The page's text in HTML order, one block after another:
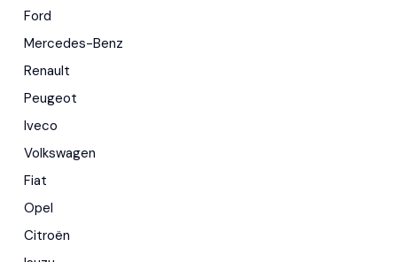
Ford
Mercedes-Benz
Renault
Peugeot
Iveco
Volkswagen
Fiat
Opel
Citroën